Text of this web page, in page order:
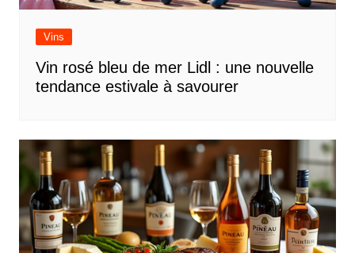
Vins
Vin rosé bleu de mer Lidl : une nouvelle
tendance estivale à savourer